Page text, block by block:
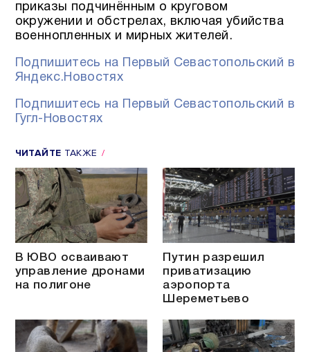
приказы подчинённым о круговом
окружении и обстрелах, включая убийства
военнопленных и мирных жителей.
Подпишитесь на Первый Севастопольский в
Яндекс.Новостях
Подпишитесь на Первый Севастопольский в
Гугл-Новостях
ЧИТАЙТЕ ТАКЖЕ
В ЮВО осваивают
управление дронами
на полигоне
Путин разрешил
приватизацию
аэропорта
Шереметьево